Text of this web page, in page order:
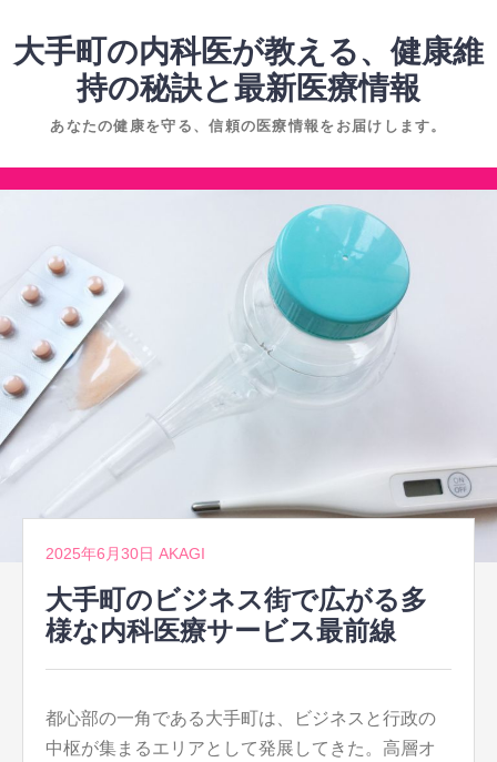
ン
へ
ス
大手町の内科医が教える、健康維
持の秘訣と最新医療情報
あなたの健康を守る、信頼の医療情報をお届けします。
コ
ツ
へ
ス
キ
ッ
プ
2025年6月30日 AKAGI
大手町のビジネス街で広がる多
様な内科医療サービス最前線
都心部の一角である大手町は、ビジネスと行政の
中枢が集まるエリアとして発展してきた。 高層オ